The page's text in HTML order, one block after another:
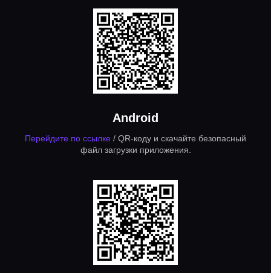
Android
Перейдите по ссылке / QR-коду и скачайте безопасный
файл загрузки приложения.